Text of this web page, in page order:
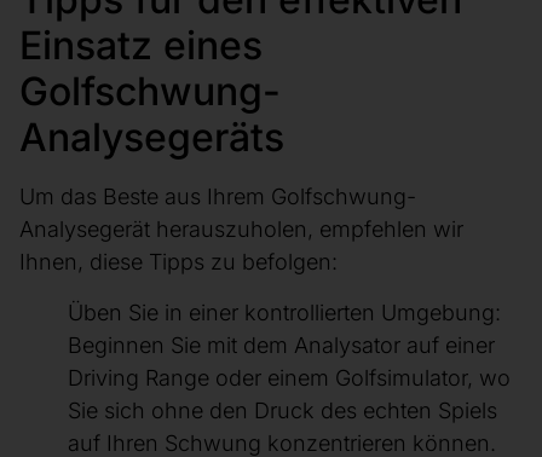
Einsatz eines
Golfschwung-
Analysegeräts
Um das Beste aus Ihrem Golfschwung-
Analysegerät herauszuholen, empfehlen wir
Ihnen, diese Tipps zu befolgen:
Üben Sie in einer kontrollierten Umgebung:
Beginnen Sie mit dem Analysator auf einer
Driving Range oder einem Golfsimulator, wo
Sie sich ohne den Druck des echten Spiels
auf Ihren Schwung konzentrieren können.